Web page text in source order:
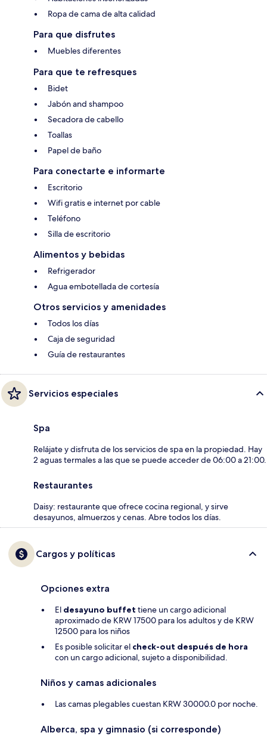
Ropa de cama de alta calidad
Para que disfrutes
Muebles diferentes
Para que te refresques
Bidet
Jabón and shampoo
Secadora de cabello
Toallas
Papel de baño
Para conectarte e informarte
Escritorio
Wifi gratis e internet por cable
Teléfono
Silla de escritorio
Alimentos y bebidas
Refrigerador
Agua embotellada de cortesía
Otros servicios y amenidades
Todos los días
Caja de seguridad
Guía de restaurantes
Servicios especiales
Spa
Relájate y disfruta de los servicios de spa en la propiedad. Hay
2 aguas termales a las que se puede acceder de 06:00 a 21:00.
Restaurantes
Daisy: restaurante que ofrece cocina regional, y sirve
desayunos, almuerzos y cenas. Abre todos los días.
Cargos y políticas
Opciones extra
El desayuno buffet tiene un cargo adicional
aproximado de KRW 17500 para los adultos y de KRW
12500 para los niños
Es posible solicitar el check-out después de hora
con un cargo adicional, sujeto a disponibilidad.
Niños y camas adicionales
Las camas plegables cuestan KRW 30000.0 por noche.
Alberca, spa y gimnasio (si corresponde)